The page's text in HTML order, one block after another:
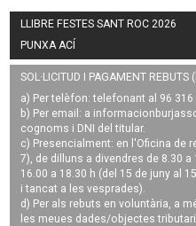
LLIBRE FESTES SANT ROC 2026
PUNXA ACÍ
SOL·LICITUD I PAGAMENT
a) Per telèfon: telefonant al 96 316
b) Per email: a
cognoms i DNI del titular.
c) Presencialment: en l'Oficina de
7), de dilluns a divendres de 8.30
16.00 a 18.30 h (del 15 de juny al
i tancat a les vesprades).
d) Per als rebuts en voluntària, a
les meues dades/objectes